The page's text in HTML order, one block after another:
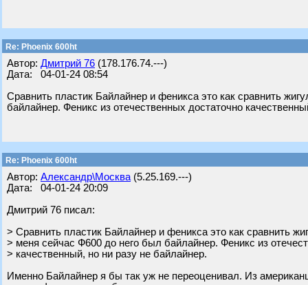
Re: Phoenix 600ht
Автор: Дмитрий 76 (178.176.74.---)
Дата: 04-01-24 08:54
Сравнить пластик Байлайнер и феникса это как сравнить
байлайнер. Феникс из отечественных достаточно
Re: Phoenix 600ht
Автор: Александр\Москва (5.25.169.---)
Дата: 04-01-24 20:09
Дмитрий 76 писал:
> Сравнить пластик Байлайнер и феникса это как сравнить
> меня сейчас Ф600 до него был байлайнер. Феникс из
> качественный, но ни разу не байлайнер.
Именно Байлайнер я бы так уж не переоценивал. Из